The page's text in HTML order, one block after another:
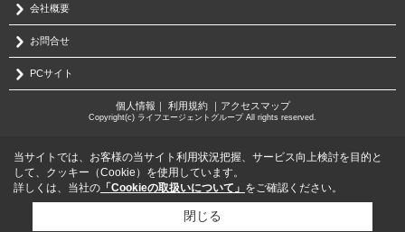
会社概要
お問合せ
PCサイト
個人情報 ｜ 利用規約｜ アクセスマップ
Copyright(c) ライフエージェントグループ All rights reserved.
当サイトでは、お客様の当サイト利用状況把握、サービス向上検討を目的と
して、クッキー（Cookie）を使用しています。
詳しくは、当社の 「Cookieの取扱いについて」 をご確認ください。
閉じる